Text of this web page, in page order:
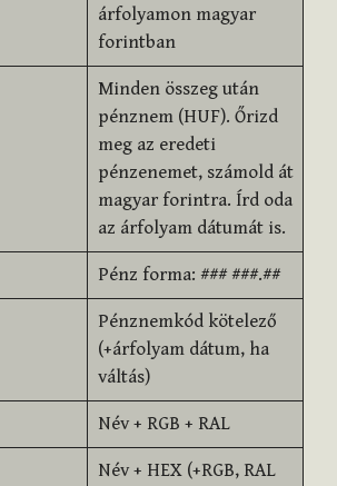
árfolyamon magyar
forintban
Minden összeg után
pénznem (HUF). Őrizd
meg az eredeti
pénzenemet, számold át
magyar forintra. Írd oda
az árfolyam dátumát is.
Pénz forma: ### ###.##
Pénznemkód kötelező
(+árfolyam dátum, ha
váltás)
Név + RGB + RAL
Név + HEX (+RGB, RAL